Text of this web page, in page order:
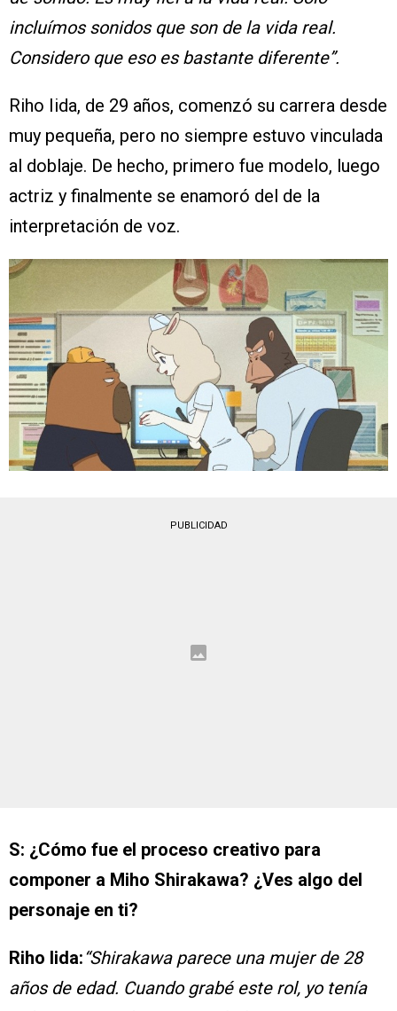
incluímos sonidos que son de la vida real.
Considero que eso es bastante diferente”.
Riho Iida, de 29 años, comenzó su carrera desde
muy pequeña, pero no siempre estuvo vinculada
al doblaje. De hecho, primero fue modelo, luego
actriz y finalmente se enamoró del de la
interpretación de voz.
PUBLICIDAD
S: ¿Cómo fue el proceso creativo para
componer a Miho Shirakawa? ¿Ves algo del
personaje en ti?
Riho Iida:“Shirakawa parece una mujer de 28
años de edad. Cuando grabé este rol, yo tenía